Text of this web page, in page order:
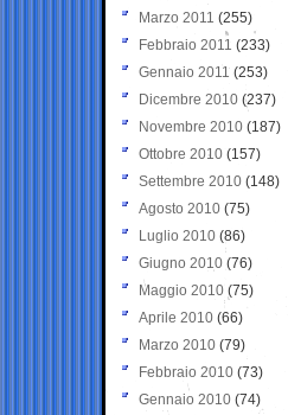
Marzo 2011 (255)
Febbraio 2011 (233)
Gennaio 2011 (253)
Dicembre 2010 (237)
Novembre 2010 (187)
Ottobre 2010 (157)
Settembre 2010 (148)
Agosto 2010 (75)
Luglio 2010 (86)
Giugno 2010 (76)
Maggio 2010 (75)
Aprile 2010 (66)
Marzo 2010 (79)
Febbraio 2010 (73)
Gennaio 2010 (74)